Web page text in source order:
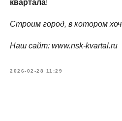
квартала!
Строим город, в котором
Наш сайт: www.nsk-kvartal.ru
2026-02-28 11:29